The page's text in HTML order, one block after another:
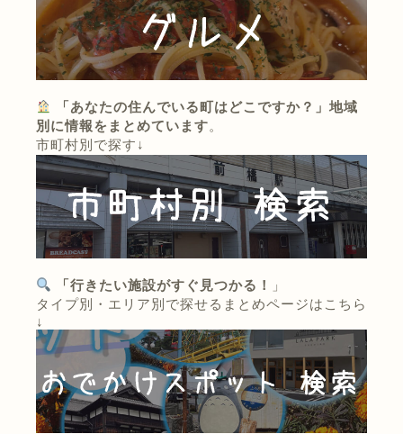
「あなたの住んでいる町はどこですか？」地域
別に情報をまとめています。
市町村別で探す↓
「行きたい施設がすぐ見つかる！
」
タイプ別・エリア別で探せるまとめページはこちら
↓